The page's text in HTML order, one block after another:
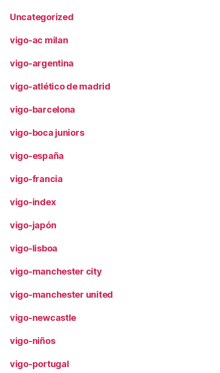
Uncategorized
vigo-ac milan
vigo-argentina
vigo-atlético de madrid
vigo-barcelona
vigo-boca juniors
vigo-españa
vigo-francia
vigo-index
vigo-japón
vigo-lisboa
vigo-manchester city
vigo-manchester united
vigo-newcastle
vigo-niños
vigo-portugal